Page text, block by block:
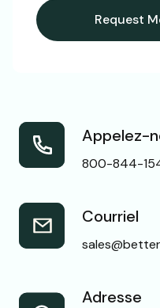
Appelez-
800-844-
Courriel
Adresse